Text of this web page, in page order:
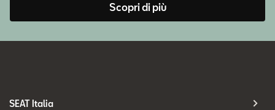
Scopri di più
SEAT Italia